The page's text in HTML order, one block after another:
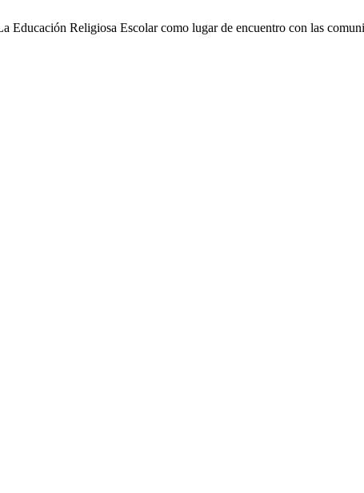
Educación Religiosa Escolar como lugar de encuentro con las